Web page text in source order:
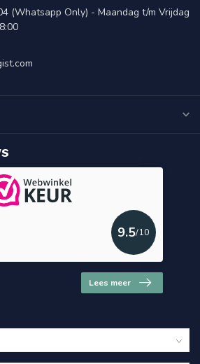
(Whatsapp Only) - Maandag t/m Vrijdag
9.5/10
Lees meer